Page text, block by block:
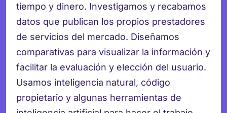
tiempo y dinero. Investigamos y recabamos
datos que publican los propios prestadores
de servicios del mercado. Diseñamos
comparativas para visualizar la información y
facilitar la evaluación y elección del usuario.
Usamos inteligencia natural, código
propietario y algunas herramientas de